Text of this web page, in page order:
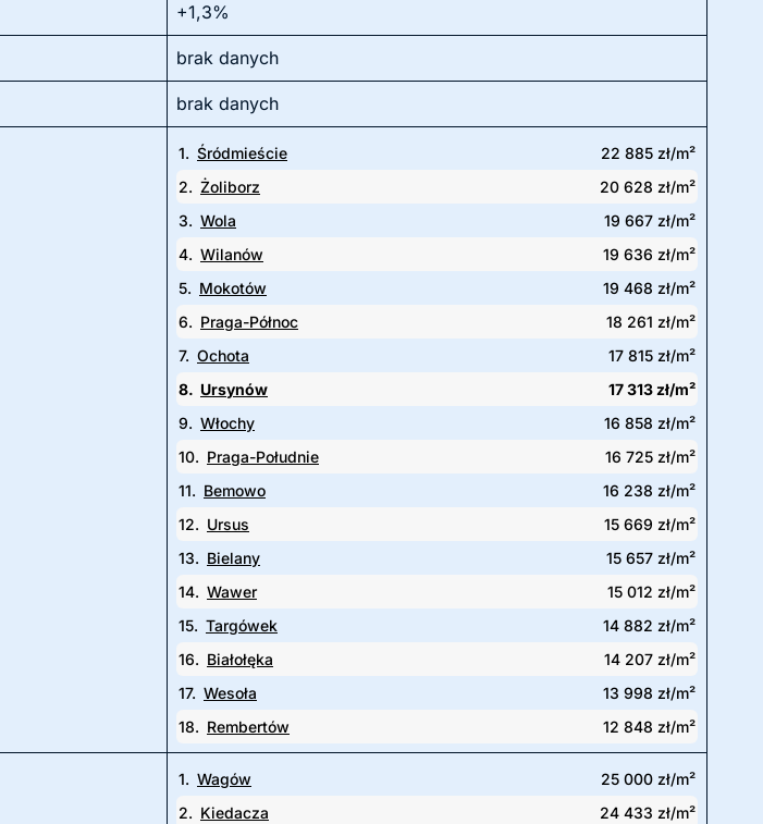
+1,3%
brak danych
brak danych
1. Śródmieście
22 885 zł/m²
2. Żoliborz
20 628 zł/m²
3. Wola
19 667 zł/m²
4. Wilanów
19 636 zł/m²
5. Mokotów
19 468 zł/m²
6. Praga-Północ
18 261 zł/m²
7. Ochota
17 815 zł/m²
8. Ursynów
17 313 zł/m²
9. Włochy
16 858 zł/m²
10. Praga-Południe
16 725 zł/m²
11. Bemowo
16 238 zł/m²
12. Ursus
15 669 zł/m²
13. Bielany
15 657 zł/m²
14. Wawer
15 012 zł/m²
15. Targówek
14 882 zł/m²
16. Białołęka
14 207 zł/m²
17. Wesoła
13 998 zł/m²
18. Rembertów 12 848 zł/m²
1. Wagów
25 000 zł/m²
2. Kiedacza
24 433 zł/m²